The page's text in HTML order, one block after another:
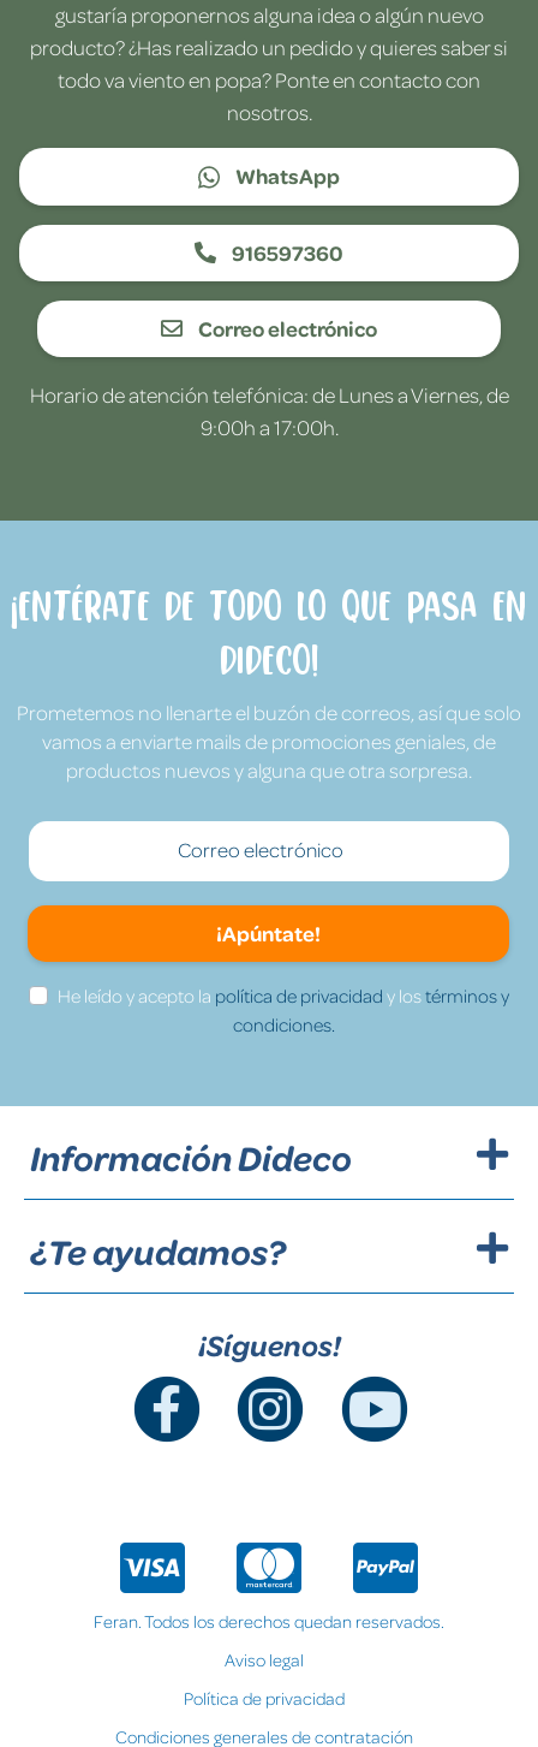
gustaría proponernos alguna idea o algún nuevo
producto? ¿Has realizado un pedido y quieres saber si
todo va viento en popa? Ponte en contacto con
nosotros.
WhatsApp
916597360
Correo electrónico
Horario de atención telefónica: de Lunes a Viernes, de
9:00h a 17:00h.
¡Entérate de todo lo que pasa en
Dideco!
Prometemos no llenarte el buzón de correos, así que solo
vamos a enviarte mails de promociones geniales, de
productos nuevos y alguna que otra sorpresa.
¡Apúntate!
He leído y acepto la política de privacidad y lostérminos y
condiciones.
Información Dideco
¿Te ayudamos?
¡Síguenos!
Feran. Todos los derechos quedan reservados.
Aviso legal
Política de privacidad
Condiciones generales de contratación